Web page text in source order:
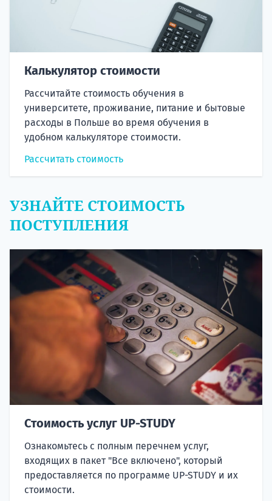
Калькулятор стоимости
Рассчитайте стоимость обучения в
университете, проживание, питание и бытовые
расходы в Польше во время обучения в
удобном калькуляторе стоимости.
Рассчитать стоимость
УЗНАЙТЕ СТОИМОСТЬ
ПОСТУПЛЕНИЯ
Стоимость услуг UP-STUDY
Ознакомьтесь с полным перечнем услуг,
входящих в пакет "Все включено", который
предоставляется по программе UP-STUDY и их
стоимости.